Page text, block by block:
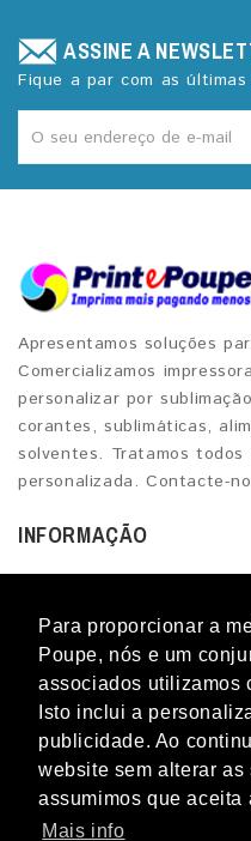
Para proporcionar a
Poupe, nós e um
associados utilizamos
Isto inclui a
publicidade. Ao
website sem alterar as
assumimos que aceita
Mais info
ASSINE A
Fique a par com as
Apresentamos soluções
Comercializamos
personalizar por
corantes, sublimáticas,
solventes. Tratamos
personalizada. Contacte-
INFORMAÇÃO
CONTACTOS
Blog Novidades
frequentes
Mapa do Site